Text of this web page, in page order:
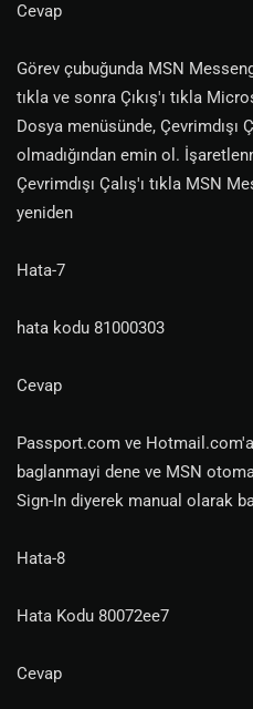
Cevap
Görev çubuğunda MSN
tıkla ve sonra Çıkış'ı tıkla
Dosya menüsünde, Çevrimdışı
olmadığından emin ol.
Çevrimdışı Çalış'ı tıkla MSN
yeniden
Hata-7
hata kodu 81000303
Cevap
Passport.com ve
baglanmayi dene ve MSN
Sign-In diyerek manual olarak
Hata-8
Hata Kodu 80072ee7
Cevap